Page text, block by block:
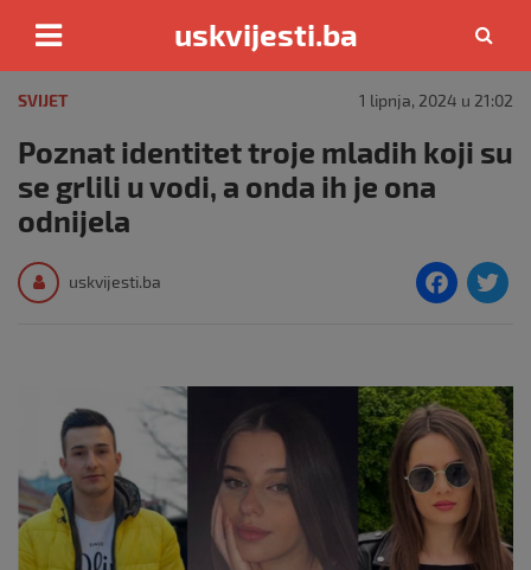
content
uskvijesti.ba
SVIJET 1 lipnja, 2024 u 21:02
Poznat identitet troje mladih koji su
se grlili u vodi, a onda ih je ona
odnijela
uskvijesti.ba
F
e
b
o
o
k